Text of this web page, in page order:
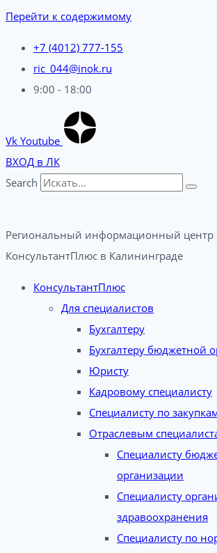
Перейти к содержимому
+7 (4012) 777-155
ric_044@inok.ru
9:00 - 18:00
Vk Youtube
ВХОД в ЛК
Search
Региональный информационный центр
КонсультантПлюс в Калининграде​
КонсультантПлюс
Для специалистов
Бухгалтеру
Бухгалтеру бюджетной
Юристу
Кадровому специалисту
Специалисту по
Отраслевым
Специалисту
организации
Специалисту
здравоохранения
Специалисту по